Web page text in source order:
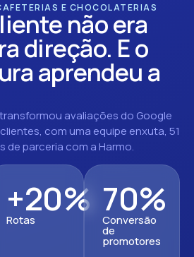
E CHOCOLATERIAS
não era
direção. E o
aprendeu a
avaliações do Google
com uma equipe enxuta, 51
de parceria com a Harmo.
+20%
Rotas 70%
Conversão
de
promotores